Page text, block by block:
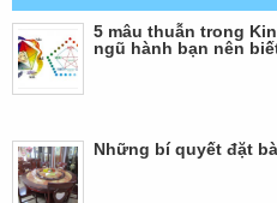
5 mâu thuẫn trong
ngũ hành bạn nên
Những bí quyết đặt